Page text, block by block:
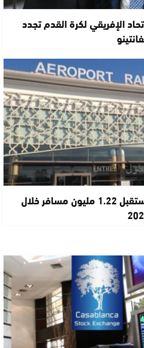
الإفريقي لكرة القدم تجدد
مطار الرباط-سلا يستقبل 1.22 مليون مسافر خلال